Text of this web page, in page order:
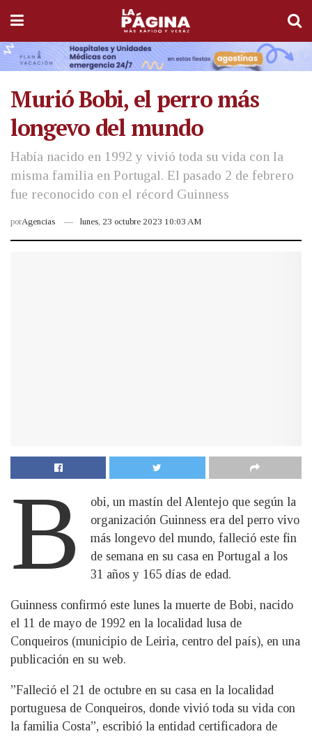
Murió Bobi, el perro más
longevo del mundo
Había nacido en 1992 y vivió toda su vida con la
misma familia en Portugal. El pasado 2 de febrero
fue reconocido con el récord Guinness
porAgencias lunes, 23 octubre 2023 10:03 AM
B
obi, un mastín del Alentejo que según la
organización Guinness era del perro vivo
más longevo del mundo, falleció este fin
de semana en su casa en Portugal a los
31 años y 165 días de edad.
Guinness confirmó este lunes la muerte de Bobi, nacido
el 11 de mayo de 1992 en la localidad lusa de
Conqueiros (municipio de Leiria, centro del país), en una
publicación en su web.
”Falleció el 21 de octubre en su casa en la localidad
portuguesa de Conqueiros, donde vivió toda su vida con
la familia Costa”, escribió la entidad certificadora de